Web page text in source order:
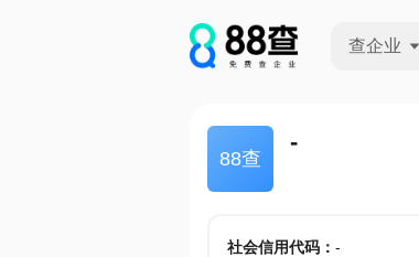
查企业
88查
-
社会信用代码： -